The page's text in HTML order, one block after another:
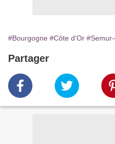
#Bourgogne #Côte d'Or
Partager